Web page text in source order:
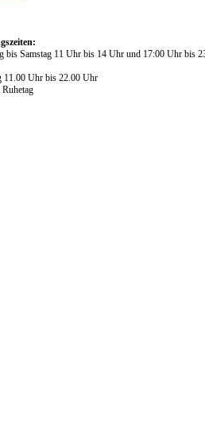
bis Samstag 11 Uhr bis 14 Uhr und 17:00 Uhr bis
11.00 Uhr bis 22.00 Uhr